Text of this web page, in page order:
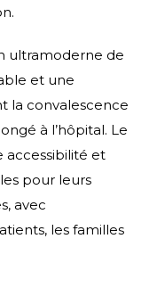
ultramoderne de
et une
la convalescence
à l’hôpital. Le
accessibilité et
pour leurs
avec
les familles